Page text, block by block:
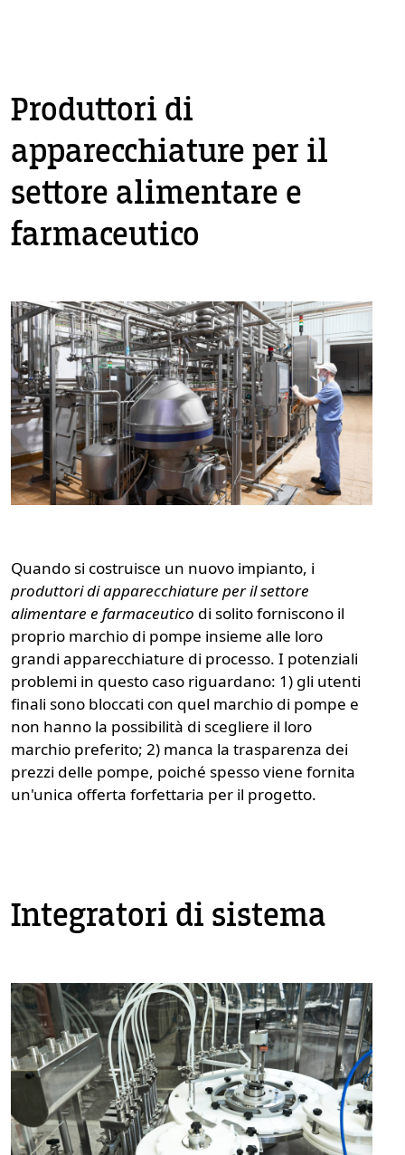
Produttori di
apparecchiature per il
settore alimentare e
farmaceutico
Quando si costruisce un nuovo impianto, i
produttori di apparecchiature per il settore
alimentare e farmaceutico di solito forniscono il
proprio marchio di pompe insieme alle loro
grandi apparecchiature di processo. I potenziali
problemi in questo caso riguardano: 1) gli utenti
finali sono bloccati con quel marchio di pompe e
non hanno la possibilità di scegliere il loro
marchio preferito; 2) manca la trasparenza dei
prezzi delle pompe, poiché spesso viene fornita
un'unica offerta forfettaria per il progetto.
Integratori di sistema